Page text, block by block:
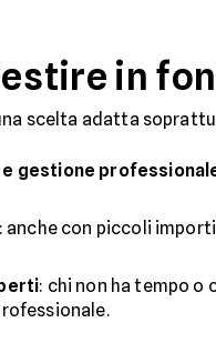
in
scelta adatta
gestione
anche con piccoli
: chi non ha tempo o